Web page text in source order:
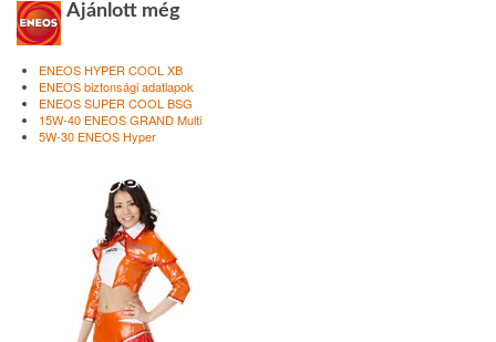
Ajánlott még
ENEOS HYPER COOL XB
ENEOS biztonsági adatlapok
ENEOS SUPER COOL BSG
15W-40 ENEOS GRAND Multi
5W-30 ENEOS Hyper